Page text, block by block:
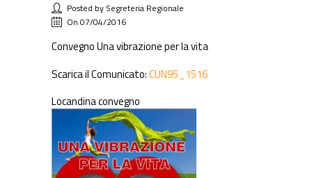
Posted by Segreteria Regionale
On 07/04/2016
Convegno Una vibrazione per la vita
Scarica il Comunicato:CUN95_1516
Locandina convegno